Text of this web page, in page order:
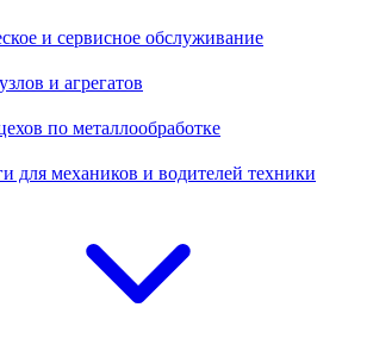
и сервисное обслуживание
и агрегатов
по металлообработке
для механиков и водителей техники